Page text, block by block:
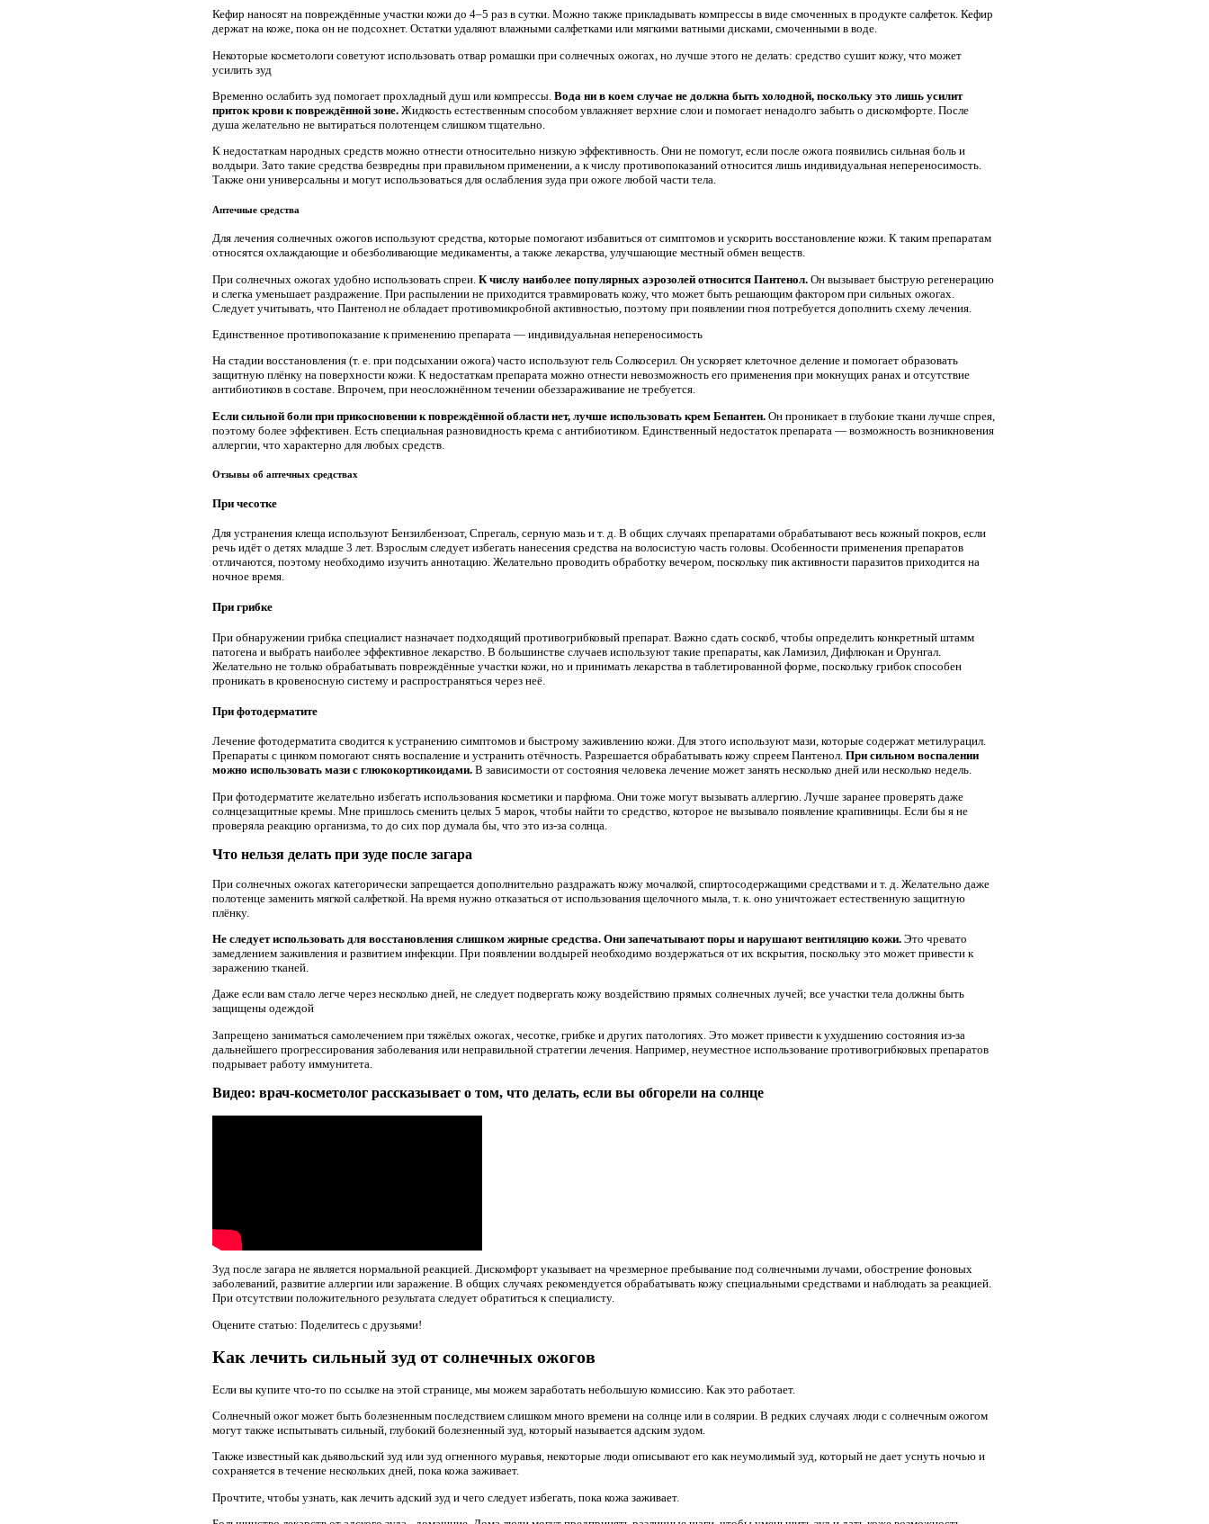
Кефир наносят на повреждённые участки кожи до 4–5 раз в сутки. Можно также прикладывать компрессы в виде смоченных в продукте салфеток. Кефир
держат на коже, пока он не подсохнет. Остатки удаляют влажными салфетками или мягкими ватными дисками, смоченными в воде.
Некоторые косметологи советуют использовать отвар ромашки при солнечных ожогах, но лучше этого не делать: средство сушит кожу, что может
усилить зуд
Временно ослабить зуд помогает прохладный душ или компрессы. Вода ни в коем случае не должна быть холодной, поскольку это лишь усилит
приток крови к повреждённой зоне. Жидкость естественным способом увлажняет верхние слои и помогает ненадолго забыть о дискомфорте. После
душа желательно не вытираться полотенцем слишком тщательно.
К недостаткам народных средств можно отнести относительно низкую эффективность. Они не помогут, если после ожога появились сильная боль и
волдыри. Зато такие средства безвредны при правильном применении, а к числу противопоказаний относится лишь индивидуальная непереносимость.
Также они универсальны и могут использоваться для ослабления зуда при ожоге любой части тела.
Аптечные средства
Для лечения солнечных ожогов используют средства, которые помогают избавиться от симптомов и ускорить восстановление кожи. К таким препаратам
относятся охлаждающие и обезболивающие медикаменты, а также лекарства, улучшающие местный обмен веществ.
При солнечных ожогах удобно использовать спреи. К числу наиболее популярных аэрозолей относится Пантенол. Он вызывает быструю регенерацию
и слегка уменьшает раздражение. При распылении не приходится травмировать кожу, что может быть решающим фактором при сильных ожогах.
Следует учитывать, что Пантенол не обладает противомикробной активностью, поэтому при появлении гноя потребуется дополнить схему лечения.
Единственное противопоказание к применению препарата — индивидуальная непереносимость
На стадии восстановления (т. е. при подсыхании ожога) часто используют гель Солкосерил. Он ускоряет клеточное деление и помогает образовать
защитную плёнку на поверхности кожи. К недостаткам препарата можно отнести невозможность его применения при мокнущих ранах и отсутствие
антибиотиков в составе. Впрочем, при неосложнённом течении обеззараживание не требуется.
Если сильной боли при прикосновении к повреждённой области нет, лучше использовать крем Бепантен. Он проникает в глубокие ткани лучше спрея,
поэтому более эффективен. Есть специальная разновидность крема с антибиотиком. Единственный недостаток препарата — возможность возникновения
аллергии, что характерно для любых средств.
Отзывы об аптечных средствах
При чесотке
Для устранения клеща используют Бензилбензоат, Спрегаль, серную мазь и т. д. В общих случаях препаратами обрабатывают весь кожный покров, если
речь идёт о детях младше 3 лет. Взрослым следует избегать нанесения средства на волосистую часть головы. Особенности применения препаратов
отличаются, поэтому необходимо изучить аннотацию. Желательно проводить обработку вечером, поскольку пик активности паразитов приходится на
ночное время.
При грибке
При обнаружении грибка специалист назначает подходящий противогрибковый препарат. Важно сдать соскоб, чтобы определить конкретный штамм
патогена и выбрать наиболее эффективное лекарство. В большинстве случаев используют такие препараты, как Ламизил, Дифлюкан и Орунгал.
Желательно не только обрабатывать повреждённые участки кожи, но и принимать лекарства в таблетированной форме, поскольку грибок способен
проникать в кровеносную систему и распространяться через неё.
При фотодерматите
Лечение фотодерматита сводится к устранению симптомов и быстрому заживлению кожи. Для этого используют мази, которые содержат метилурацил.
Препараты с цинком помогают снять воспаление и устранить отёчность. Разрешается обрабатывать кожу спреем Пантенол. При сильном воспалении
можно использовать мази с глюкокортикоидами. В зависимости от состояния человека лечение может занять несколько дней или несколько недель.
При фотодерматите желательно избегать использования косметики и парфюма. Они тоже могут вызывать аллергию. Лучше заранее проверять даже
солнцезащитные кремы. Мне пришлось сменить целых 5 марок, чтобы найти то средство, которое не вызывало появление крапивницы. Если бы я не
проверяла реакцию организма, то до сих пор думала бы, что это из-за солнца.
Что нельзя делать при зуде после загара
При солнечных ожогах категорически запрещается дополнительно раздражать кожу мочалкой, спиртосодержащими средствами и т. д. Желательно даже
полотенце заменить мягкой салфеткой. На время нужно отказаться от использования щелочного мыла, т. к. оно уничтожает естественную защитную
плёнку.
Не следует использовать для восстановления слишком жирные средства. Они запечатывают поры и нарушают вентиляцию кожи. Это чревато
замедлением заживления и развитием инфекции. При появлении волдырей необходимо воздержаться от их вскрытия, поскольку это может привести к
заражению тканей.
Даже если вам стало легче через несколько дней, не следует подвергать кожу воздействию прямых солнечных лучей; все участки тела должны быть
защищены одеждой
Запрещено заниматься самолечением при тяжёлых ожогах, чесотке, грибке и других патологиях. Это может привести к ухудшению состояния из-за
дальнейшего прогрессирования заболевания или неправильной стратегии лечения. Например, неуместное использование противогрибковых препаратов
подрывает работу иммунитета.
Видео: врач-косметолог рассказывает о том, что делать, если вы обгорели на солнце
Зуд после загара не является нормальной реакцией. Дискомфорт указывает на чрезмерное пребывание под солнечными лучами, обострение фоновых
заболеваний, развитие аллергии или заражение. В общих случаях рекомендуется обрабатывать кожу специальными средствами и наблюдать за реакцией.
При отсутствии положительного результата следует обратиться к специалисту.
Оцените статью: Поделитесь с друзьями!
Как лечить сильный зуд от солнечных ожогов
Если вы купите что-то по ссылке на этой странице, мы можем заработать небольшую комиссию. Как это работает.
Солнечный ожог может быть болезненным последствием слишком много времени на солнце или в солярии. В редких случаях люди с солнечным ожогом
могут также испытывать сильный, глубокий болезненный зуд, который называется адским зудом.
Также известный как дьявольский зуд или зуд огненного муравья, некоторые люди описывают его как неумолимый зуд, который не дает уснуть ночью и
сохраняется в течение нескольких дней, пока кожа заживает.
Прочтите, чтобы узнать, как лечить адский зуд и чего следует избегать, пока кожа заживает.